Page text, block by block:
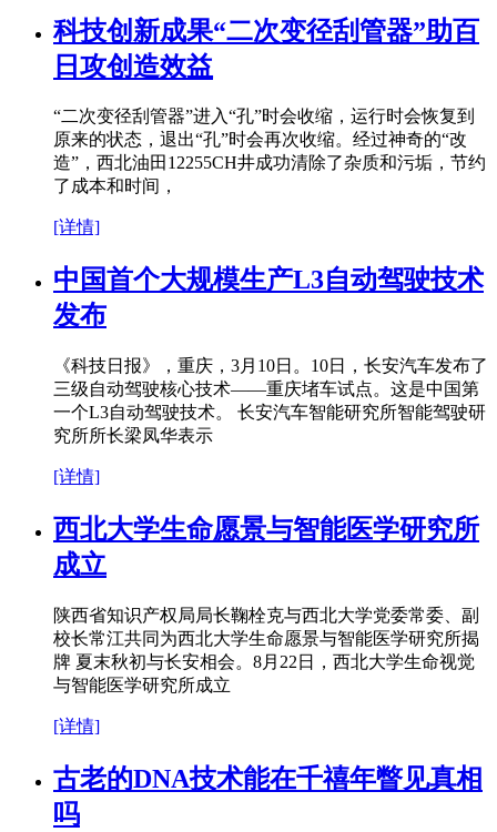
科技创新成果“二次变径刮管器”助百
日攻创造效益
“二次变径刮管器”进入“孔”时会收缩，运行时会恢复到
原来的状态，退出“孔”时会再次收缩。经过神奇的“改
造”，西北油田12255CH井成功清除了杂质和污垢，节约
了成本和时间，
[详情]
中国首个大规模生产L3自动驾驶技术
发布
《科技日报》，重庆，3月10日。10日，长安汽车发布了
三级自动驾驶核心技术——重庆堵车试点。这是中国第
一个L3自动驾驶技术。 长安汽车智能研究所智能驾驶研
究所所长梁凤华表示
[详情]
西北大学生命愿景与智能医学研究所
成立
陕西省知识产权局局长鞠栓克与西北大学党委常委、副
校长常江共同为西北大学生命愿景与智能医学研究所揭
牌 夏末秋初与长安相会。8月22日，西北大学生命视觉
与智能医学研究所成立
[详情]
古老的DNA技术能在千禧年瞥见真相
吗